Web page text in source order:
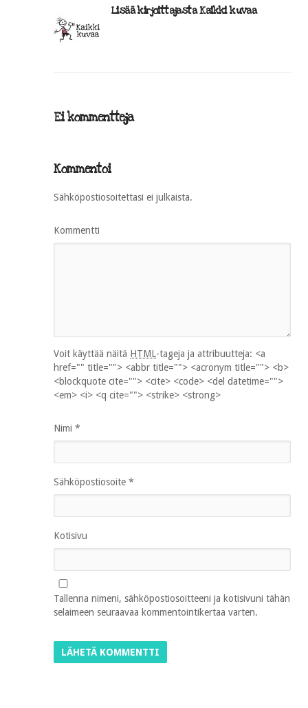
Lisää kirjoittajasta Kaikki kuvaa
Ei kommentteja
Kommentoi
Sähköpostiosoitettasi ei julkaista.
Kommentti
Voit käyttää näitä HTML-tageja ja attribuutteja: <a
href="" title=""> <abbr title=""> <acronym title=""> <b>
<blockquote cite=""> <cite> <code> <del datetime="">
<em> <i> <q cite=""> <strike> <strong>
Nimi *
Sähköpostiosoite *
Kotisivu
Tallenna nimeni, sähköpostiosoitteeni ja kotisivuni tähän
selaimeen seuraavaa kommentointikertaa varten.